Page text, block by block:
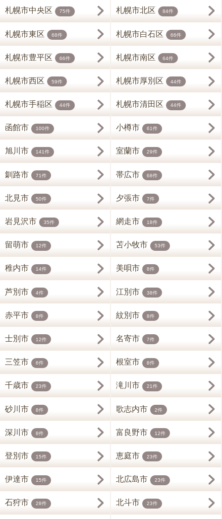
札幌市中央区 75件 札幌市北区 84件
札幌市東区 68件 札幌市白石区 66件
札幌市豊平区 66件 札幌市南区 64件
札幌市西区 59件 札幌市厚別区 44件
札幌市手稲区 44件 札幌市清田区 44件
函館市 100件 小樽市 61件
旭川市 141件 室蘭市 29件
釧路市 71件 帯広市 68件
北見市 50件 夕張市 7件
岩見沢市 35件 網走市 18件
留萌市 12件 苫小牧市 53件
稚内市 14件 美唄市 8件
芦別市 4件 江別市 38件
赤平市 8件 紋別市 8件
士別市 12件 名寄市 7件
三笠市 6件 根室市 8件
千歳市 23件 滝川市 21件
砂川市 8件 歌志内市 2件
深川市 8件 富良野市 12件
登別市 15件 恵庭市 23件
伊達市 15件 北広島市 23件
石狩市 28件 北斗市 23件